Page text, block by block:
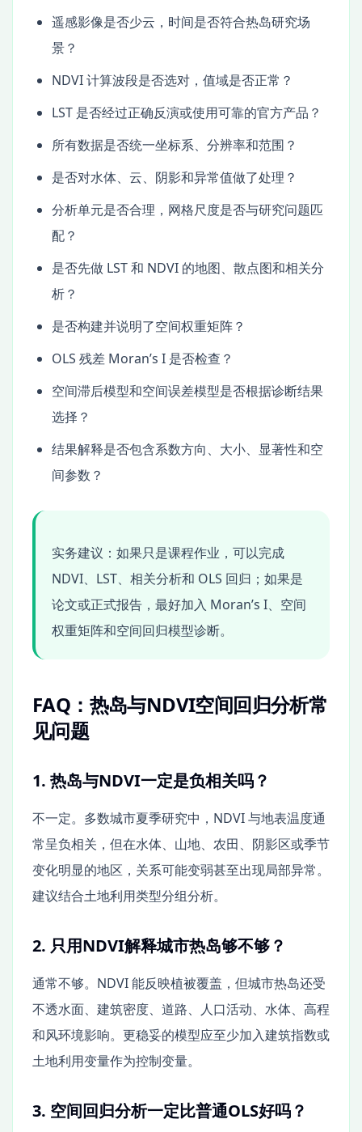
遥感影像是否少云，时间是否符合热岛研究场
景？
NDVI 计算波段是否选对，值域是否正常？
LST 是否经过正确反演或使用可靠的官方产品？
所有数据是否统一坐标系、分辨率和范围？
是否对水体、云、阴影和异常值做了处理？
分析单元是否合理，网格尺度是否与研究问题匹
配？
是否先做 LST 和 NDVI 的地图、散点图和相关分
析？
是否构建并说明了空间权重矩阵？
OLS 残差 Moran’s I 是否检查？
空间滞后模型和空间误差模型是否根据诊断结果
选择？
结果解释是否包含系数方向、大小、显著性和空
间参数？
实务建议：如果只是课程作业，可以完成
NDVI、LST、相关分析和 OLS 回归；如果是
论文或正式报告，最好加入 Moran’s I、空间
权重矩阵和空间回归模型诊断。
FAQ：热岛与NDVI空间回归分析常
见问题
1. 热岛与NDVI一定是负相关吗？
不一定。多数城市夏季研究中，NDVI 与地表温度通
常呈负相关，但在水体、山地、农田、阴影区或季节
变化明显的地区，关系可能变弱甚至出现局部异常。
建议结合土地利用类型分组分析。
2. 只用NDVI解释城市热岛够不够？
通常不够。NDVI 能反映植被覆盖，但城市热岛还受
不透水面、建筑密度、道路、人口活动、水体、高程
和风环境影响。更稳妥的模型应至少加入建筑指数或
土地利用变量作为控制变量。
3. 空间回归分析一定比普通OLS好吗？